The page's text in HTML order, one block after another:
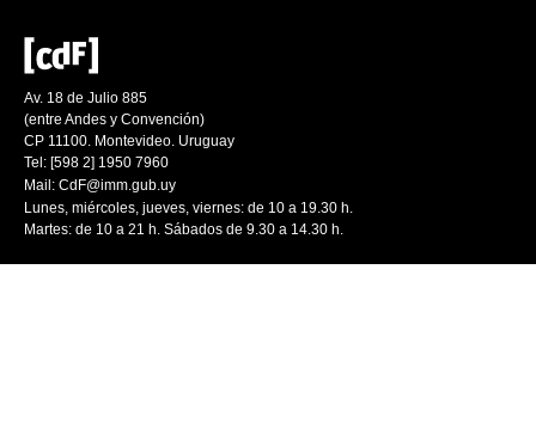
Av. 18 de Julio 885
(entre Andes y Convención)
CP 11100. Montevideo. Uruguay
Tel: [598 2] 1950 7960
Mail: CdF@imm.gub.uy
Lunes, miércoles, jueves, viernes: de 10 a 19.30 h.
Martes: de 10 a 21 h. Sábados de 9.30 a 14.30 h.